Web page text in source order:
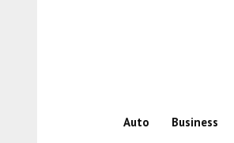
Auto Business